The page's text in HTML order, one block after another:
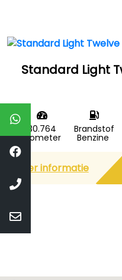
Standard Light
30.764
Kilometer
Brandstof
Benzine
Meer informatie